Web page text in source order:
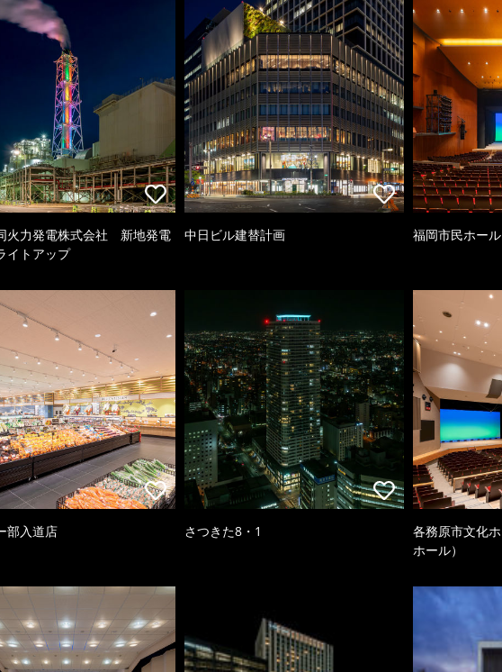
火力発電株式会社 新地発電
イトアップ
中日ビル建替計画 福岡市民ホール
部入道店 さつきた8・1
各務原市文化
ホール）